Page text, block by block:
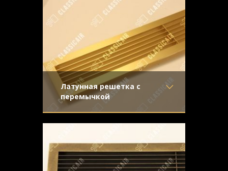
Отделка
- Полированная
нержавейка
Конструкция
- Жалюзи
дорогой и изысканный декоративный
аксессуар. Мы предложили клиенту
Латунная решетка с
перемычкой
Материал- Латунь
Отделка- Шлифованная
Узор-
Конструкция- Жалюзи
подоконниками